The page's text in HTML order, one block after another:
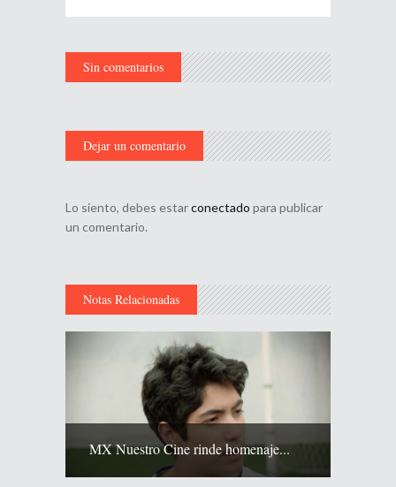
Sin comentarios
Dejar un comentario
Lo siento, debes estarconectado para publicar
un comentario.
Notas Relacionadas
MX Nuestro Cine rinde homenaje...